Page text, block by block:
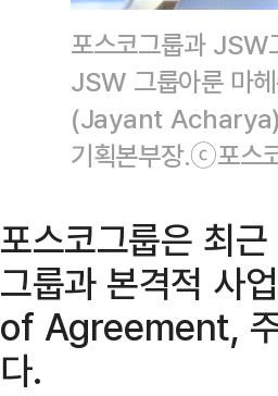
포스코그룹과 JSW
JSW 그룹아룬 마
(Jayant Acharya)
기획본부장.ⓒ포스
포스코그룹은 최
그룹과 본격적 사
of Agreement, 주
다.